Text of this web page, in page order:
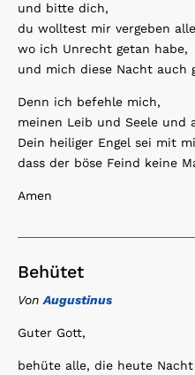
und bitte dich,
du wolltest mir vergeben
wo ich Unrecht getan habe,
und mich diese Nacht auch
Denn ich befehle mich,
meinen Leib und Seele und
Dein heiliger Engel sei mit
dass der böse Feind keine
Amen
Behütet
Von Augustinus
Guter Gott,
behüte alle, die heute